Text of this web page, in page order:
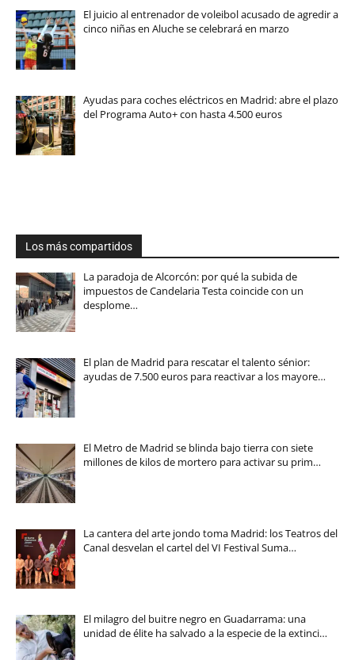
El juicio al entrenador de voleibol acusado de agredir a
cinco niñas en Aluche se celebrará en marzo
Ayudas para coches eléctricos en Madrid: abre el plazo
del Programa Auto+ con hasta 4.500 euros
Los más compartidos
La paradoja de Alcorcón: por qué la subida de
impuestos de Candelaria Testa coincide con un
desplome…
El plan de Madrid para rescatar el talento sénior:
ayudas de 7.500 euros para reactivar a los mayore…
El Metro de Madrid se blinda bajo tierra con siete
millones de kilos de mortero para activar su prim…
La cantera del arte jondo toma Madrid: los Teatros del
Canal desvelan el cartel del VI Festival Suma…
El milagro del buitre negro en Guadarrama: una
unidad de élite ha salvado a la especie de la extinci…